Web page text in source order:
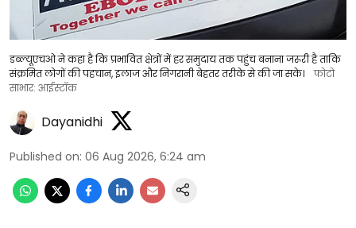
डब्ल्यूएचओ ने कहा है कि प्रभावित क्षेत्रों में हर समुदाय तक पहुंच बनाना जरूरी है ताकि
संक्रमित लोगों की पहचान, इलाज और निगरानी बेहतर तरीके से की जा सके।
फोटो
साभार: आईस्टॉक
Dayanidhi
Published on: 06 Aug 2026, 6:24 am